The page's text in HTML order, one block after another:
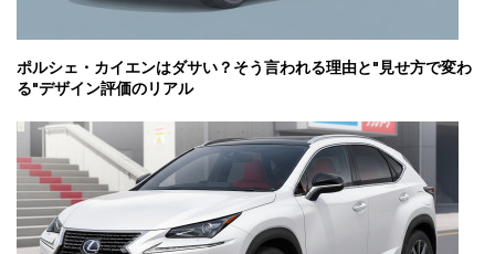
ポルシェ・カイエンはダサい？そう言われる理由と"見せ方で変わ
る"デザイン評価のリアル